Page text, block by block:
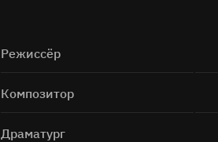
Режиссёр
Композитор
Драматург